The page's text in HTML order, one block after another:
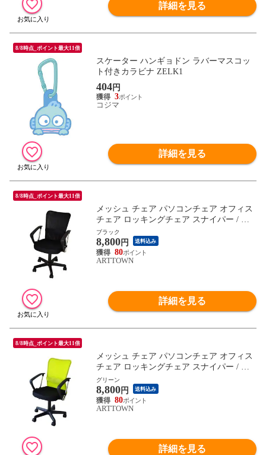
詳細を見る
8/8時点_ポイント最大11倍
スケーター ハンギョドン ラバーマスコッ
ト付きカラビナ ZELK1
404円
3
コジマ
詳細を見る
8/8時点_ポイント最大11倍
メッシュ チェア パソコンチェア オフィス
チェア ロッキングチェア スナイパー / ブ
ラック / -ART
ブラック
8,800円 送料込み
80
ARTTOWN
詳細を見る
8/8時点_ポイント最大11倍
メッシュ チェア パソコンチェア オフィス
チェア ロッキングチェア スナイパー / グ
リーン / -ART
グリーン
8,800円 送料込み
80
ARTTOWN
詳細を見る